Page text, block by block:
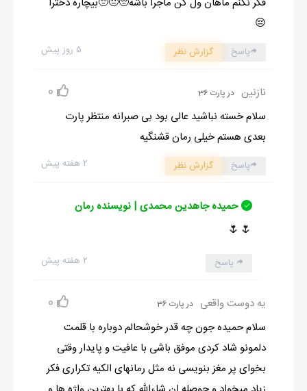
😔
۵ روز پیش پاسخ گزارش نظر
نازنین در پارت 36 0
سلام خسته نباشید عالی بود بی صبرانه منتظر پارت
بعدی هستم خیلی رمان قشنگیه
۲ هفته پیش پاسخ گزارش نظر
حمیده جاهدین محمدی | نویسنده رمان
🌷🌷
۲ هفته پیش پاسخ
یه دوست واقعی در پارت 36 0
سلام حمیده جون چه قدر خوشحالم دوباره با قلمت
دلمونو شاد کردی موفق باشی با عافیت و پایدار وقتی
بخوای پر مغز بنویسی نه مثل رمانهای الکیه تکراری فکر